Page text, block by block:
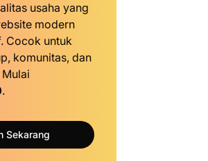
usaha yang
modern
Cocok untuk
komunitas, dan
.
Sekarang